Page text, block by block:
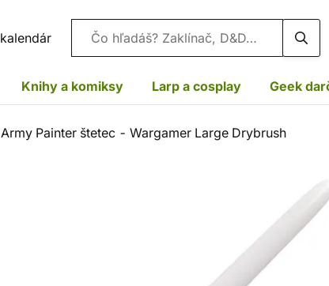
kalendár Vyhľadávanie
Knihy a komiksy Larp a cosplay Geek
Army Painter štetec - Wargamer Large Drybrush